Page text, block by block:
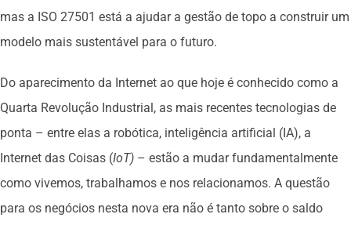
mas a ISO 27501 está a ajudar a gestão de topo a construir um
modelo mais sustentável para o futuro.
Do aparecimento da Internet ao que hoje é conhecido como a
Quarta Revolução Industrial, as mais recentes tecnologias de
ponta – entre elas a robótica, inteligência artificial (IA), a
Internet das Coisas (IoT) – estão a mudar fundamentalmente
como vivemos, trabalhamos e nos relacionamos. A questão
para os negócios nesta nova era não é tanto sobre o saldo